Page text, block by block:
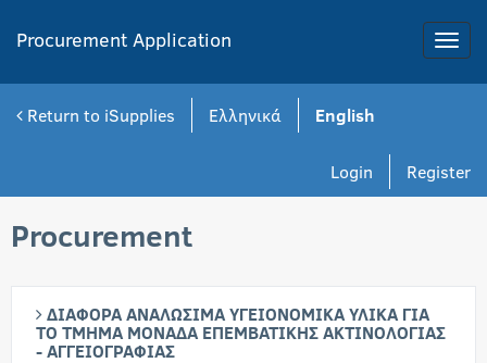
Toggle
Procurement Application
Return to iSupplies Ελληνικά English
Register
Login
Procurement
ΔΙΑΦΟΡΑ ΑΝΑΛΩΣΙΜΑ ΥΓΕΙΟΝΟΜΙΚΑ ΥΛΙΚΑ ΓΙΑ
ΤΟ ΤΜΗΜΑ ΜΟΝΑΔΑ ΕΠΕΜΒΑΤΙΚΗΣ ΑΚΤΙΝΟΛΟΓΙΑΣ
- ΑΓΓΕΙΟΓΡΑΦΙΑΣ